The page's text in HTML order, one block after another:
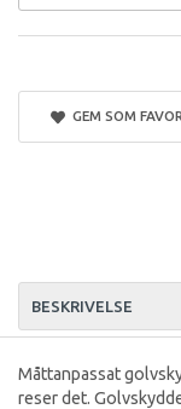
GEM SOM
BESKRIVELSE
Måttanpassat
reser det.